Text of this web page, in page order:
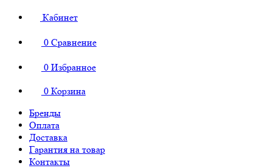
Кабинет
0 Сравнение
0 Избранное
0 Корзина
Бренды
Оплата
Доставка
Гарантия на товар
Контакты